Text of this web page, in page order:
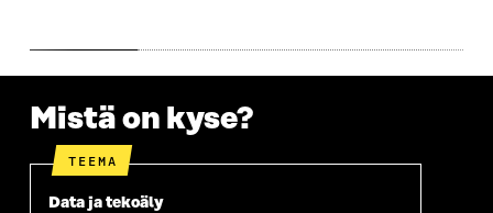
Mistä on kyse?
TEEMA
Data ja tekoäly